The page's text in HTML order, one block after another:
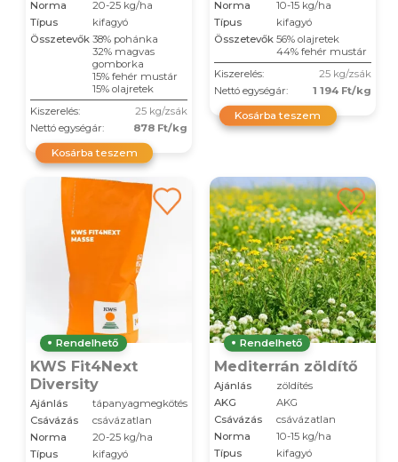
Norma
20-25 kg/ha
Típus
kifagyó
Összetevők 38% pohánka
32% magvas
gomborka
15% fehér mustár
15% olajretek
Kiszerelés:
25 kg/zsák
Nettó egységár:
878 Ft/kg
Kosárba teszem
Norma
10-15 kg/ha
Típus
kifagyó
Összetevők 56% olajretek
44% fehér mustár
Kiszerelés:
25 kg/zsák
Nettó egységár:
1 194 Ft/kg
Kosárba teszem
Rendelhető
KWS Fit4Next
Diversity
Ajánlás
tápanyagmegkötés
Csávázás
csávázatlan
Norma
20-25 kg/ha
Típus
kifagyó
Rendelhető
Mediterrán zöldítő
Ajánlás
zöldítés
AKG
AKG
Csávázás
csávázatlan
Norma
10-15 kg/ha
Típus
kifagyó